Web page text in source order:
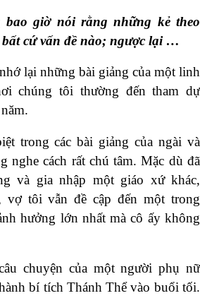
bao giờ nói rằng những kẻ theo
cứ vấn đề nào; ngược lại …
lại những bài giảng của một linh
chúng tôi thường đến tham dự
trong các bài giảng của ngài và
nghe cách rất chú tâm. Mặc dù đã
và gia nhập một giáo xứ khác,
vợ tôi vẫn đề cập đến một trong
hưởng lớn nhất mà cô ấy không
chuyện của một người phụ nữ
bí tích Thánh Thể vào buổi tối.